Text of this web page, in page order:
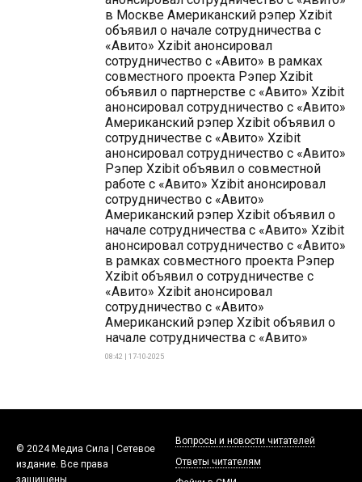
в Москве Американский рэпер Xzibit
объявил о начале сотрудничества с
«Авито» Xzibit анонсировал
сотрудничество с «Авито» в рамках
совместного проекта Рэпер Xzibit
объявил о партнерстве с «Авито» Xzibit
анонсировал сотрудничество с «Авито»
Американский рэпер Xzibit объявил о
сотрудничестве с «Авито» Xzibit
анонсировал сотрудничество с «Авито»
Рэпер Xzibit объявил о совместной
работе с «Авито» Xzibit анонсировал
сотрудничество с «Авито»
Американский рэпер Xzibit объявил о
начале сотрудничества с «Авито» Xzibit
анонсировал сотрудничество с «Авито»
в рамках совместного проекта Рэпер
Xzibit объявил о сотрудничестве с
«Авито» Xzibit анонсировал
сотрудничество с «Авито»
Американский рэпер Xzibit объявил о
начале сотрудничества с «Авито»
08:42 | 17-10-2025
© 2024 Медиа Сила | Сетевое
издание. Все права
защищены.
Вопросы и новости читателей
Ответы читателям